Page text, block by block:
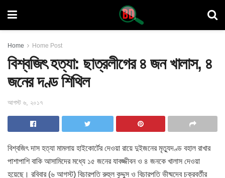
Home Home Post
বিশ্বজিৎ হত্যা: ছাত্রলীগের ৪ জন খালাস, ৪
জনের দণ্ড শিথিল
আগস্ট ৬, ২০১৭
বিশ্বজিৎ দাস হত্যা মামলায় হাইকোর্টের দেওয়া রায়ে দুইজনের মৃত্যুদণ্ড বহাল রাখার
পাশাপাশি বাকি আসামিদের মধ্যে ১৫ জনের যাবজ্জীবন ও ৪ জনকে খালাস দেওয়া
হয়েছে। রবিবার (৬ আগস্ট) বিচারপতি রুহুল কুদ্দুস ও বিচারপতি ভীষ্মদেব চক্রবর্তীর